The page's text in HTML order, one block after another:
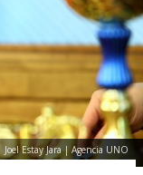
Joel Estay Jara | Agencia UNO